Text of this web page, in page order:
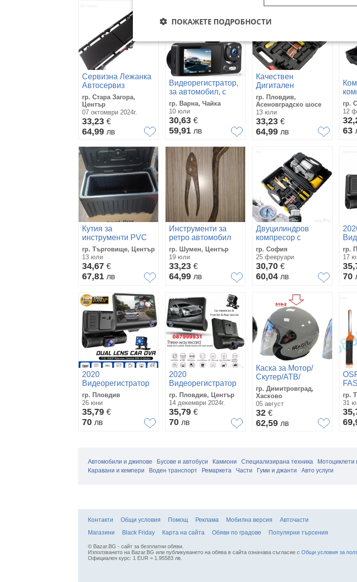
Сервизна Лежанка
Автосервиз
Работна Лежанка
за Сервиз с
Колелца кожена
черна
гр. Стара Загора,
Център
07 октомври 2024г.
33,23 €
64,99 лв
Видеорегистратор,
за автомобил, с
телефон,
приложение, DVR
за кола, с три
камери, G-сензор
гр. Варна, Чайка
10 юли
30,63 €
59,91 лв
Качествен
Дигитален
Компресор за гуми
в куфар с
инструменти
гр. Пловдив,
Асеновградско шосе
13 юли
33,23 €
64,99 лв
за
гр.
12
63
Кутия за
инструменти PVC
60см 67.80лв
гр. Търговище, Център
13 юли
34,67 €
67,81 лв
Инструменти за
ретро автомобил
Ford T1
гр. Шумен, Център
19 юли
33,23 €
64,99 лв
Двуцилиндров
компресор с
манометър+
инструменти, 12V,
55 л/мин.
гр. София
25 февруари
30,70 €
60,04 лв
с
гр.
17
70
2020
Видеорегистратор
с три камери и
дисплей 4" - задна
камера
гр. Пловдив
26 юни
35,79 €
70 лв
2020
Видеорегистратор
с три камери и
дисплей 4" - задна
камера
гр. Пловдив, Център
14 декември 2024г.
35,79 €
70 лв
Каска за Мотор/
Скутер/АТВ/
Тротинетка три
цвята
гр. Димитровград,
Хасково
05 август
32 €
62,59 лв
гр.
31
Автомобили и джипове Бусове и автобуси Камиони Специализирана техника
Мотоциклети
Каравани и кемпери
Воден транспорт Ремаркета Части Гуми и джанти Авто услуги
Контакти Общи условия Помощ Реклама Мобилна версия
Авточасти
Магазини
Black Friday Карта на сайта Обяви по градове Популярни търсения
© Bazar.BG - сайт за безплатни обяви.
Използването на Bazar.BG или публикуването на обява в сайта означава съгласие с Общи условия за
Официален курс: 1 EUR = 1.95583 лв.
ПОКАЖЕТЕ ПОДРОБНОСТИ